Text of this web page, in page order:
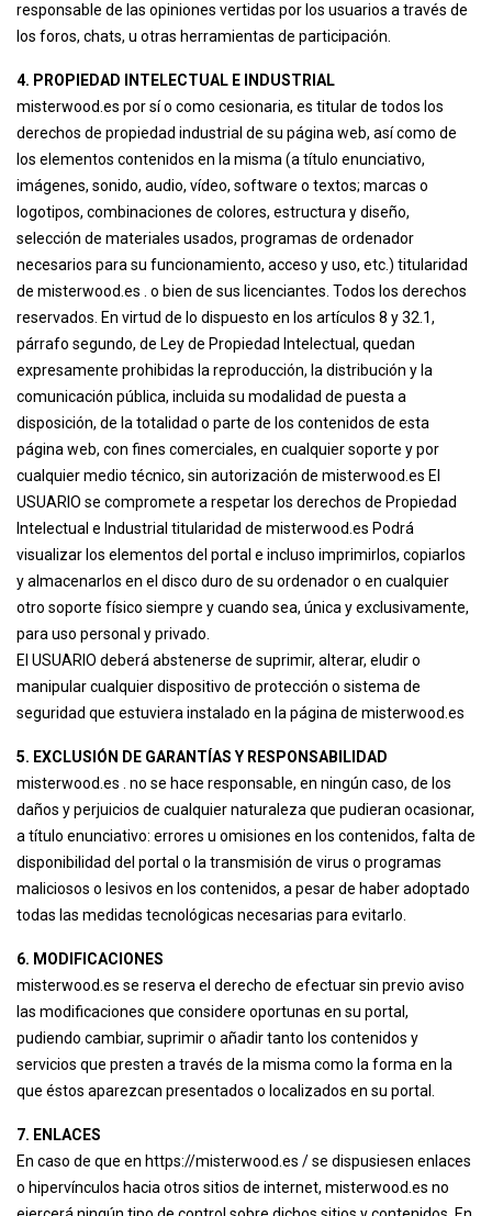
responsable de las opiniones vertidas por los usuarios a través de
los foros, chats, u otras herramientas de participación.
4. PROPIEDAD INTELECTUAL E INDUSTRIAL
misterwood.es por sí o como cesionaria, es titular de todos los
derechos de propiedad industrial de su página web, así como de
los elementos contenidos en la misma (a título enunciativo,
imágenes, sonido, audio, vídeo, software o textos; marcas o
logotipos, combinaciones de colores, estructura y diseño,
selección de materiales usados, programas de ordenador
necesarios para su funcionamiento, acceso y uso, etc.) titularidad
de misterwood.es . o bien de sus licenciantes. Todos los derechos
reservados. En virtud de lo dispuesto en los artículos 8 y 32.1,
párrafo segundo, de Ley de Propiedad Intelectual, quedan
expresamente prohibidas la reproducción, la distribución y la
comunicación pública, incluida su modalidad de puesta a
disposición, de la totalidad o parte de los contenidos de esta
página web, con fines comerciales, en cualquier soporte y por
cualquier medio técnico, sin autorización de misterwood.es El
USUARIO se compromete a respetar los derechos de Propiedad
Intelectual e Industrial titularidad de misterwood.es Podrá
visualizar los elementos del portal e incluso imprimirlos, copiarlos
y almacenarlos en el disco duro de su ordenador o en cualquier
otro soporte físico siempre y cuando sea, única y exclusivamente,
para uso personal y privado.
El USUARIO deberá abstenerse de suprimir, alterar, eludir o
manipular cualquier dispositivo de protección o sistema de
seguridad que estuviera instalado en la página de misterwood.es
5. EXCLUSIÓN DE GARANTÍAS Y RESPONSABILIDAD
misterwood.es . no se hace responsable, en ningún caso, de los
daños y perjuicios de cualquier naturaleza que pudieran ocasionar,
a título enunciativo: errores u omisiones en los contenidos, falta de
disponibilidad del portal o la transmisión de virus o programas
maliciosos o lesivos en los contenidos, a pesar de haber adoptado
todas las medidas tecnológicas necesarias para evitarlo.
6. MODIFICACIONES
misterwood.es se reserva el derecho de efectuar sin previo aviso
las modificaciones que considere oportunas en su portal,
pudiendo cambiar, suprimir o añadir tanto los contenidos y
servicios que presten a través de la misma como la forma en la
que éstos aparezcan presentados o localizados en su portal.
7. ENLACES
En caso de que en https://misterwood.es / se dispusiesen enlaces
o hipervínculos hacia otros sitios de internet, misterwood.es no